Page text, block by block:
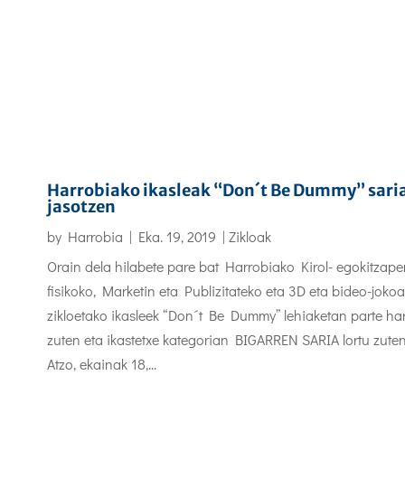
Harrobiako ikasleak “Don´t Be Dummy”
jasotzen
by Harrobia | Eka. 19, 2019 | Zikloak
Orain dela hilabete pare bat Harrobiako Kirol-
fisikoko, Marketin eta Publizitateko eta 3D eta bideo-
zikloetako ikasleek “Don´t Be Dummy” lehiaketan parte
zuten eta ikastetxe kategorian BIGARREN SARIA lortu
Atzo, ekainak 18,...